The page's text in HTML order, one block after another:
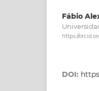
Fábio
https://
DOI: